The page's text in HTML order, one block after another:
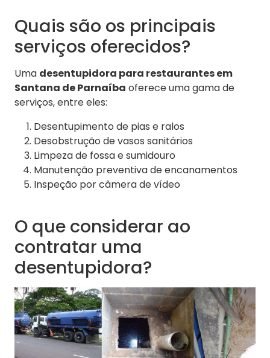
Quais são os principais
serviços oferecidos?
Uma desentupidora para restaurantes em
Santana de Parnaíba oferece uma gama de
serviços, entre eles:
Desentupimento de pias e ralos
Desobstrução de vasos sanitários
Limpeza de fossa e sumidouro
Manutenção preventiva de encanamentos
Inspeção por câmera de vídeo
O que considerar ao
contratar uma
desentupidora?